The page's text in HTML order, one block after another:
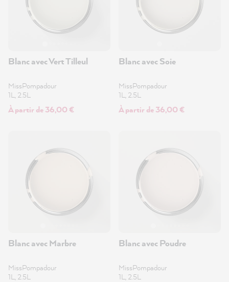
Blanc avec Vert Tilleul
MissPompadour
1L, 2.5L
À partir de 36,00 €
Blanc avec Soie
MissPompadour
1L, 2.5L
À partir de 36,00 €
Blanc avec Marbre
MissPompadour
1L, 2.5L
Blanc avec Poudre
MissPompadour
1L, 2.5L